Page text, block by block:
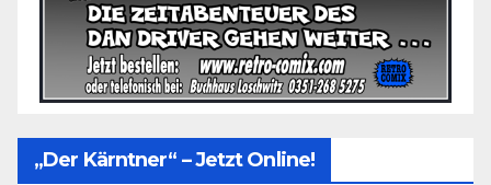
„Der Kärntner“ – Jetzt Online!